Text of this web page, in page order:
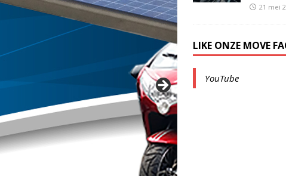
21 mei
LIKE ONZE MOVE
YouTube